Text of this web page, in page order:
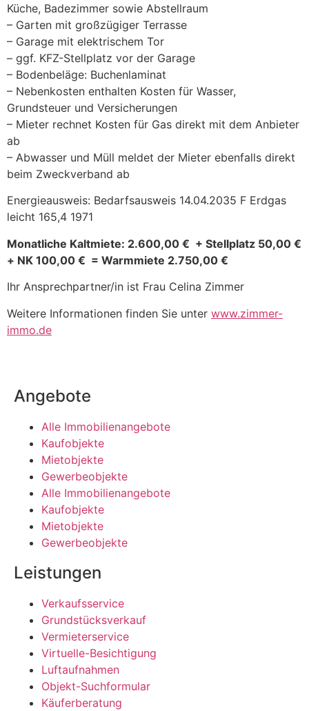
Küche, Badezimmer sowie Abstellraum
– Garten mit großzügiger Terrasse
– Garage mit elektrischem Tor
– ggf. KFZ-Stellplatz vor der Garage
– Bodenbeläge: Buchenlaminat
– Nebenkosten enthalten Kosten für Wasser,
Grundsteuer und Versicherungen
– Mieter rechnet Kosten für Gas direkt mit dem Anbieter
ab
– Abwasser und Müll meldet der Mieter ebenfalls direkt
beim Zweckverband ab
Energieausweis: Bedarfsausweis 14.04.2035 F Erdgas
leicht 165,4 1971
Monatliche Kaltmiete: 2.600,00 € + Stellplatz 50,00 €
+ NK 100,00 € = Warmmiete 2.750,00 €
Ihr Ansprechpartner/in ist Frau Celina Zimmer
Weitere Informationen finden Sie unter www.zimmer-
immo.de
Angebote
Alle Immobilienangebote
Kaufobjekte
Mietobjekte
Gewerbeobjekte
Alle Immobilienangebote
Kaufobjekte
Mietobjekte
Gewerbeobjekte
Leistungen
Verkaufsservice
Grundstücksverkauf
Vermieterservice
Virtuelle-Besichtigung
Luftaufnahmen
Objekt-Suchformular
Käuferberatung